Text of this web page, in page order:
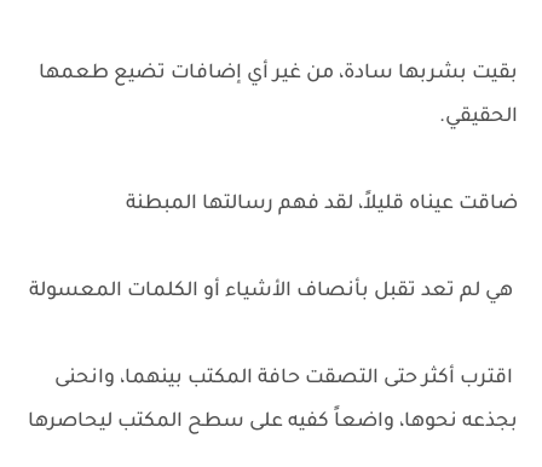
بقيت بشربها سادة، من غير أي إضافات تضيع طعمها
الحقيقي.
ضاقت عيناه قليلاً، لقد فهم رسالتها المبطنة
هي لم تعد تقبل بأنصاف الأشياء أو الكلمات المعسولة
اقترب أكثر حتى التصقت حافة المكتب بينهما، وانحنى
بجذعه نحوها، واضعاً كفيه على سطح المكتب ليحاصرها